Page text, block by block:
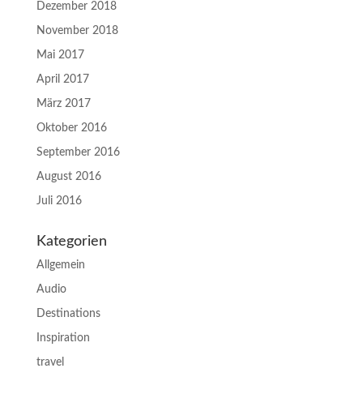
Dezember 2018
November 2018
Mai 2017
April 2017
März 2017
Oktober 2016
September 2016
August 2016
Juli 2016
Kategorien
Allgemein
Audio
Destinations
Inspiration
travel